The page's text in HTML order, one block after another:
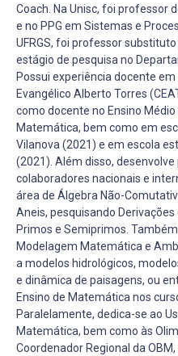
Coach. Na Unisc, foi professor
e no PPG em Sistemas e
UFRGS, foi professor
estágio de pesquisa no
Possui experiência docente
Evangélico Alberto Torres
como docente no Ensino
Matemática, bem como em
Vilanova (2021) e em escola
(2021). Além disso,
colaboradores nacionais e
área de Álgebra Não-
Aneis, pesquisando
Primos e Semiprimos.
Modelagem Matemática e
a modelos hidrológicos,
e dinâmica de paisagens, ou
Ensino de Matemática nos
Paralelamente, dedica-se ao
Matemática, bem como às
Coordenador Regional da